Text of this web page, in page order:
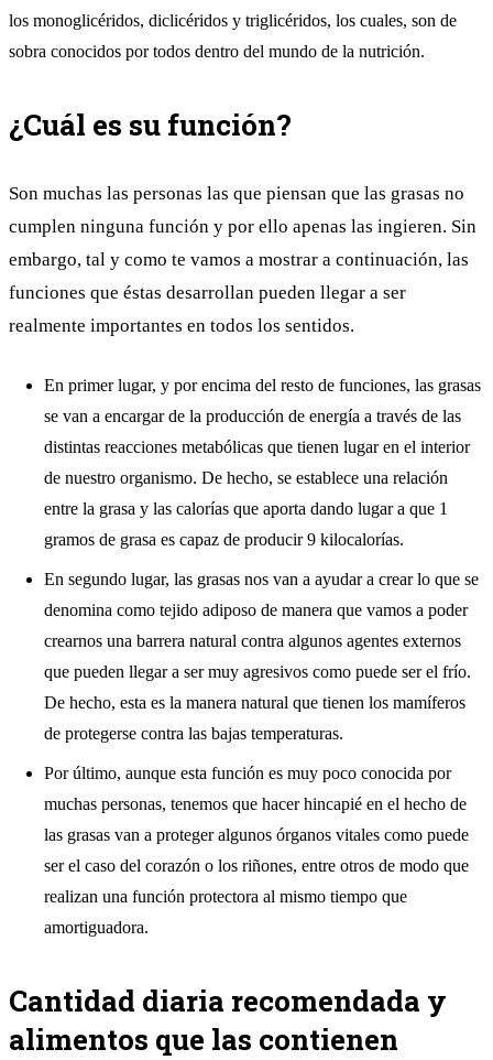
los monoglicéridos, diclicéridos y triglicéridos, los cuales, son de
sobra conocidos por todos dentro del mundo de la nutrición.
¿Cuál es su función?
Son muchas las personas las que piensan que las grasas no
cumplen ninguna función y por ello apenas las ingieren. Sin
embargo, tal y como te vamos a mostrar a continuación, las
funciones que éstas desarrollan pueden llegar a ser
realmente importantes en todos los sentidos.
En primer lugar, y por encima del resto de funciones, las grasas
se van a encargar de la producción de energía a través de las
distintas reacciones metabólicas que tienen lugar en el interior
de nuestro organismo. De hecho, se establece una relación
entre la grasa y las calorías que aporta dando lugar a que 1
gramos de grasa es capaz de producir 9 kilocalorías.
En segundo lugar, las grasas nos van a ayudar a crear lo que se
denomina como tejido adiposo de manera que vamos a poder
crearnos una barrera natural contra algunos agentes externos
que pueden llegar a ser muy agresivos como puede ser el frío.
De hecho, esta es la manera natural que tienen los mamíferos
de protegerse contra las bajas temperaturas.
Por último, aunque esta función es muy poco conocida por
muchas personas, tenemos que hacer hincapié en el hecho de
las grasas van a proteger algunos órganos vitales como puede
ser el caso del corazón o los riñones, entre otros de modo que
realizan una función protectora al mismo tiempo que
amortiguadora.
Cantidad diaria recomendada y
alimentos que las contienen